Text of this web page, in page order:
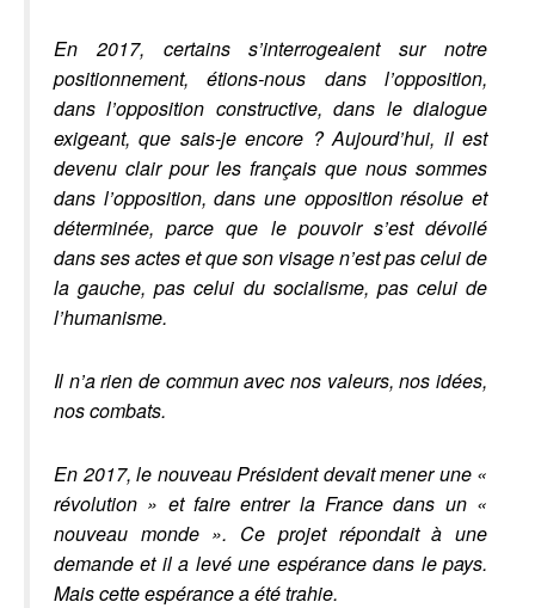
En 2017, certains s’interrogeaient sur notre
positionnement, étions-nous dans l’opposition,
dans l’opposition constructive, dans le dialogue
exigeant, que sais-je encore ? Aujourd’hui, il est
devenu clair pour les français que nous sommes
dans l’opposition, dans une opposition résolue et
déterminée, parce que le pouvoir s’est dévoilé
dans ses actes et que son visage n’est pas celui de
la gauche, pas celui du socialisme, pas celui de
l’humanisme.
Il n’a rien de commun avec nos valeurs, nos idées,
nos combats.
En 2017, le nouveau Président devait mener une «
révolution » et faire entrer la France dans un «
nouveau monde ». Ce projet répondait à une
demande et il a levé une espérance dans le pays.
Mais cette espérance a été trahie.